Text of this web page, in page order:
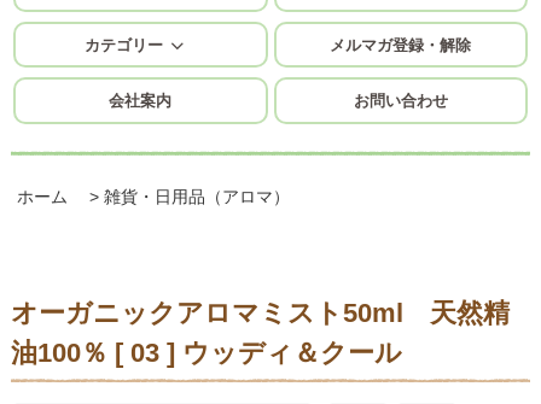
カテゴリー メルマガ登録・解除
会社案内 お問い合わせ
ホーム > 雑貨・日用品（アロマ）
オーガニックアロマミスト50ml 天然精
油100％ [ 03 ] ウッディ＆クール